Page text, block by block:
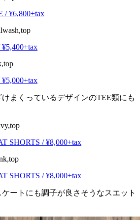
/ ¥6,800+tax
まくっているデザインのTEE類にも
SHORTS / ¥8,000+tax
SHORTS / ¥8,000+tax
ートにも調子が良さそうなスエット